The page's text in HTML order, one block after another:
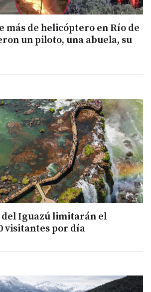
más de helicóptero en Río de
un piloto, una abuela, su
del Iguazú limitarán el
visitantes por día